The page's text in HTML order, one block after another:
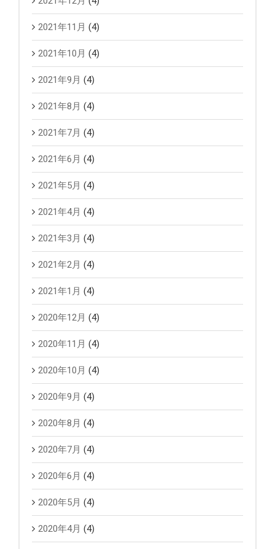
2021年11月 (4)
2021年10月 (4)
2021年9月 (4)
2021年8月 (4)
2021年7月 (4)
2021年6月 (4)
2021年5月 (4)
2021年4月 (4)
2021年3月 (4)
2021年2月 (4)
2021年1月 (4)
2020年12月 (4)
2020年11月 (4)
2020年10月 (4)
2020年9月 (4)
2020年8月 (4)
2020年7月 (4)
2020年6月 (4)
2020年5月 (4)
2020年4月 (4)